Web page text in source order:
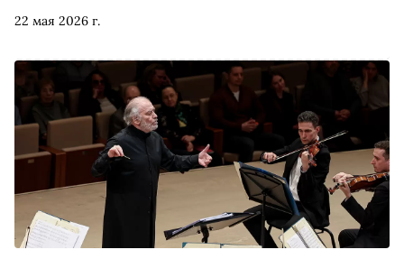
22 мая 2026 г.
«Сноб» выбрал главные концерты